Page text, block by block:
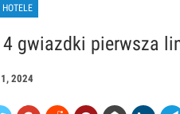
gwiazdki pierwsza
2024